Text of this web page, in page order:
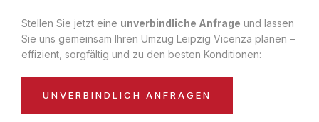
Stellen Sie jetzt eine unverbindliche Anfrage und lassen
Sie uns gemeinsam Ihren Umzug Leipzig Vicenza planen –
effizient, sorgfältig und zu den besten Konditionen:
UNVERBINDLICH ANFRAGEN